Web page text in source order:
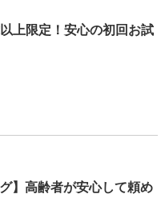
上限定！安心の初回お試
】高齢者が安心して頼め